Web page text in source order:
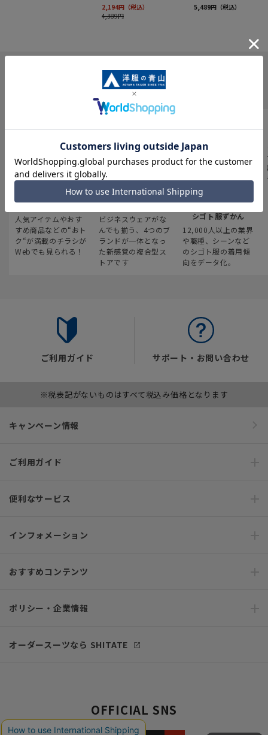
INFORMATION
最新のお買い得情報
人気アイテムやおす
すめ商品などの“おト
ク“が満載のチラシが
Webでも見られる！
スーツスクエア
ビジネスウェアがな
んでも揃う、4つのブ
ランドが一体となっ
た新感覚の複合型ス
トアです
みんなの
シゴト服ずかん
12,000人以上の業界
や職種、シーンなど
のシゴト服の着用傾
向をデータ化。
ご利用ガイド サポート・お問い合わせ
※税表記がないものはすべて税込み価格となります
キャンペーン情報
ご利用ガイド
便利なサービス
インフォメーション
おすすめコンテンツ
ポリシー・企業情報
オーダースーツなら SHITATE
OFFICIAL SNS